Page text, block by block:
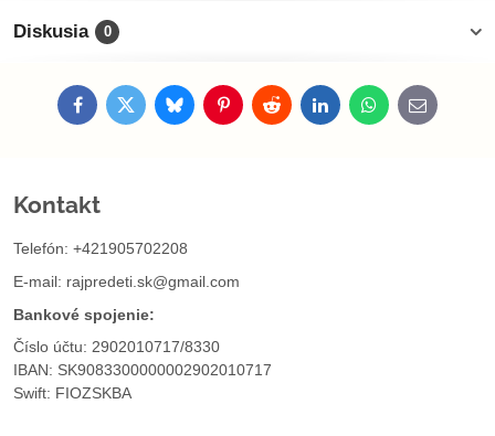
Diskusia 0
FacebookTwitterBlueskyPinterestRedditLinkedInWhatsApp
E-
mail
Kontakt
Telefón: +421905702208
E-mail: rajpredeti.sk@gmail.com
Bankové spojenie:
Číslo účtu: 2902010717/8330
IBAN: SK9083300000002902010717
Swift: FIOZSKBA